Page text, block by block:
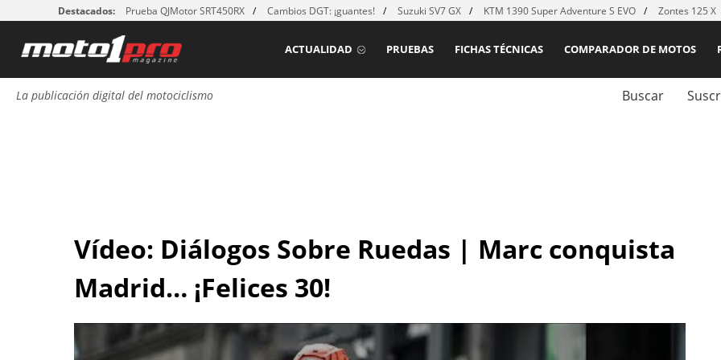
Destacados: Prueba QJMotor SRT450RX Cambios DGT: ¡guantes! Suzuki SV7 GX KTM 1390 Super Adventure S EVO Zontes 125 X
COMPARADOR DE MOTOS
FICHAS TÉCNICAS
PRUEBAS
ACTUALIDAD
La publicación digital del motociclismo Buscar
Vídeo: Diálogos Sobre Ruedas | Marc conquista
Madrid… ¡Felices 30!